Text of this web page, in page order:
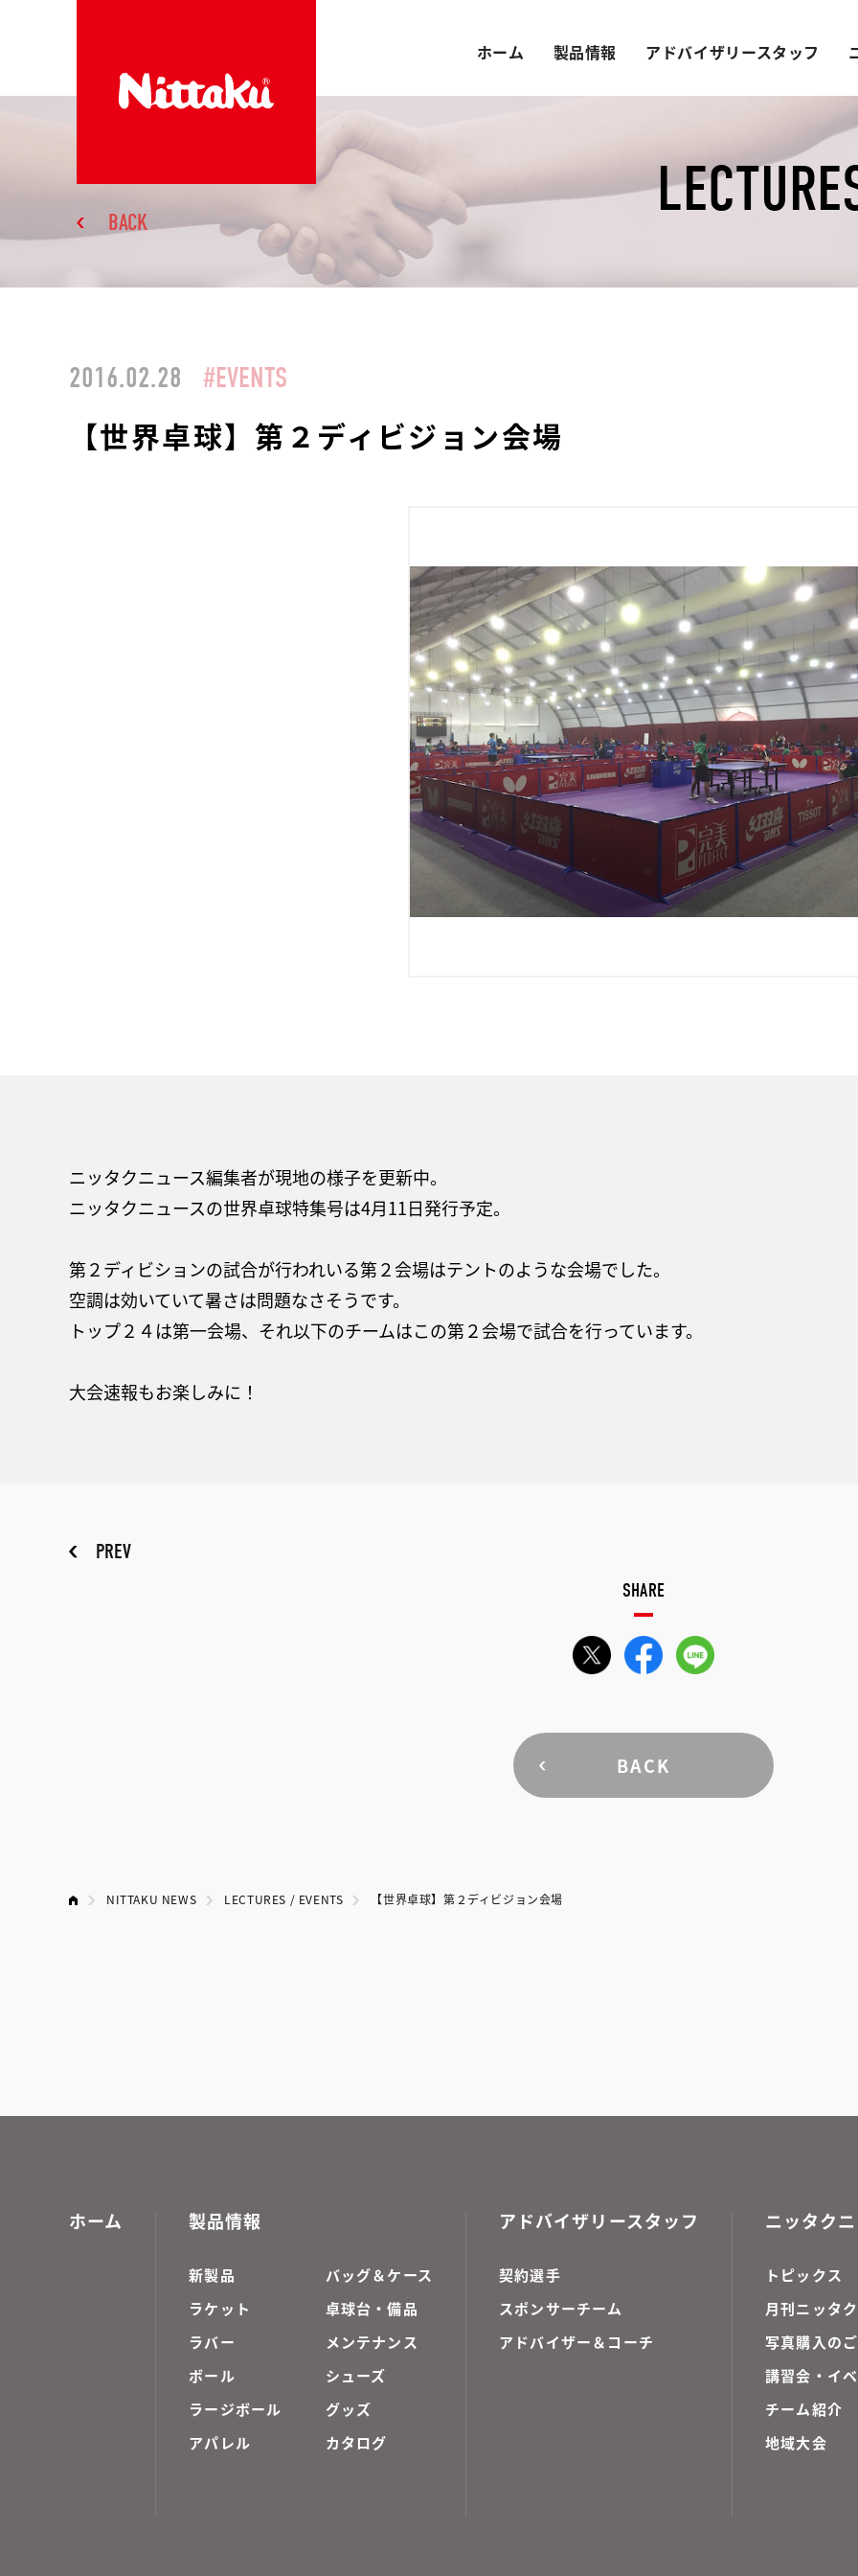
ホーム 製品情報 アドバイザリースタッフ
BACK
2016.02.28 #EVENTS
【世界卓球】第２ディビジョン会場
ニッタクニュース編集者が現地の様子を更新中。
ニッタクニュースの世界卓球特集号は4月11日発行予定。
第２ディビションの試合が行われいる第２会場はテントのような会場でした。
空調は効いていて暑さは問題なさそうです。
トップ２４は第一会場、それ以下のチームはこの第２会場で試合を行っています。
大会速報もお楽しみに！
PREV
SHARE
BACK
NITTAKU NEWS LECTURES / EVENTS 【世界卓球】第２ディビジョン会場
ホーム 製品情報
新製品
バッグ＆ケース
ラケット
卓球台・備品
ラバー
メンテナンス
ボール
シューズ
ラージボール
グッズ
アパレル
カタログ
アドバイザリースタッフ
契約選手
スポンサーチーム
アドバイザー＆コーチ
ニッタク
トピックス
月刊ニッタ
写真購入の
講習会・イ
チーム紹介
地域大会